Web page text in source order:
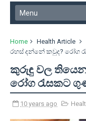
Home Health Article
රහස් දන්නේ කවුද? රෝග
කුරුඳු වල
රෝග රැසකට
10 years ago